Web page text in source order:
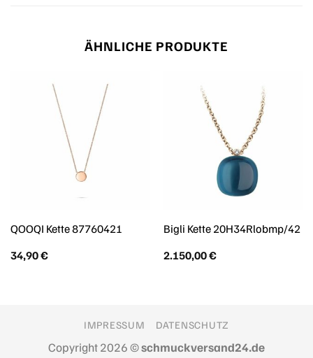
ÄHNLICHE PRODUKTE
QOOQI Kette 87760421
34,90€
Bigli Kette 20H34Rlobmp/42
2.150,00€
IMPRESSUM DATENSCHUTZ
Copyright 2026 ©schmuckversand24.de